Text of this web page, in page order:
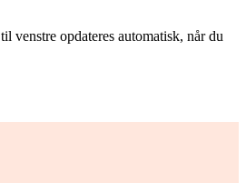
venstre opdateres automatisk, når du